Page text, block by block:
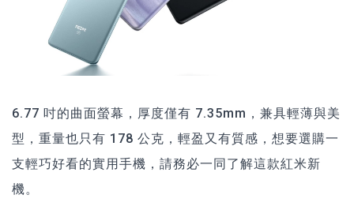
6.77 吋的曲面螢幕，厚度僅有 7.35mm，兼具輕薄與美
型，重量也只有 178 公克，輕盈又有質感，想要選購一
支輕巧好看的實用手機，請務必一同了解這款紅米新
機。